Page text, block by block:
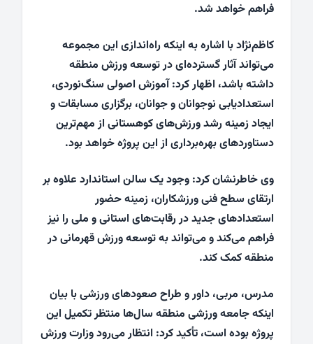
فراهم خواهد شد.
کاظم‌نژاد با اشاره به اینکه راه‌اندازی این مجموعه
می‌تواند آثار گسترده‌ای در توسعه ورزش منطقه
داشته باشد، اظهار کرد: آموزش اصولی سنگ‌نوردی،
استعدادیابی نوجوانان و جوانان، برگزاری مسابقات و
ایجاد زمینه رشد ورزش‌های کوهستانی از مهم‌ترین
دستاوردهای بهره‌برداری از این پروژه خواهد بود.
وی خاطرنشان کرد: وجود یک سالن استاندارد علاوه بر
ارتقای سطح فنی ورزشکاران، زمینه حضور
استعدادهای جدید در رقابت‌های استانی و ملی را نیز
فراهم می‌کند و می‌تواند به توسعه ورزش قهرمانی در
منطقه کمک کند.
مدرس، مربی، داور و طراح صعودهای ورزشی با بیان
اینکه جامعه ورزشی منطقه سال‌ها منتظر تکمیل این
پروژه بوده است، تأکید کرد: انتظار می‌رود وزارت ورزش